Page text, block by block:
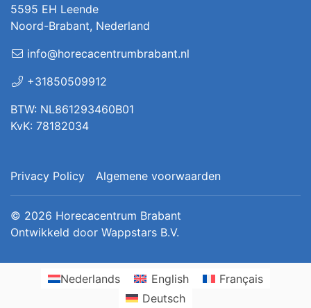
5595 EH Leende
Noord-Brabant, Nederland
info@horecacentrumbrabant.nl
+31850509912
BTW: NL861293460B01
KvK: 78182034
Privacy Policy Algemene voorwaarden
© 2026 Horecacentrum Brabant
Ontwikkeld door Wappstars B.V.
Nederlands English
Français
Deutsch